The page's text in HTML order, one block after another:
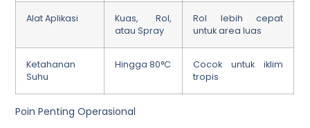
Alat Aplikasi
Kuas, Rol,
atau Spray
Rol lebih cepat
untuk area luas
Ketahanan
Suhu
Hingga 80°C
Cocok untuk iklim
tropis
Poin Penting Operasional